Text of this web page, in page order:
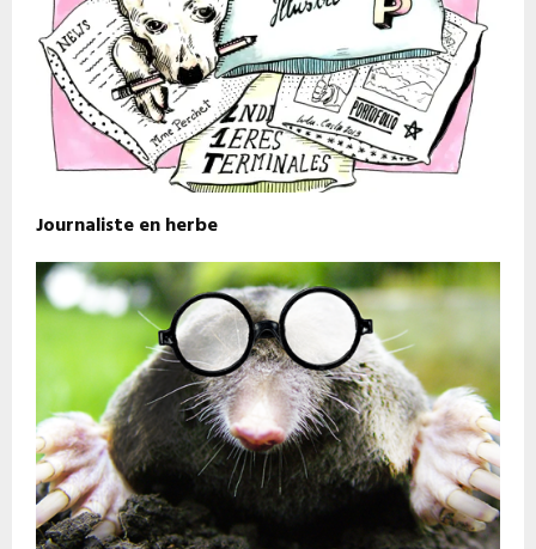
Journaliste en herbe